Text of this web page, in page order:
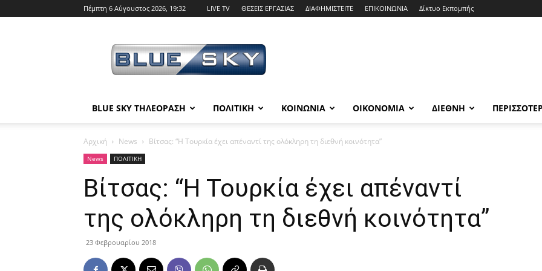
Πέμπτη 6 Αύγουστος 2026, 19:32 LIVE TV ΘΕΣΕΙΣ ΕΡΓΑΣΙΑΣ ΔΙΑΦΗΜΙΣΤΕΙΤΕ ΕΠΙΚΟΙΝΩΝΙΑ Δίκτυο Εκπομπής
SKY
BLUE SKY ΤΗΛΕΟΡΑΣΗ ΠΟΛΙΤΙΚΗ ΚΟΙΝΩΝΙΑ ΟΙΚΟΝΟΜΙΑ ΔΙΕΘΝΗ
Αρχική News Βίτσας: “Η Τουρκία έχει απέναντί της ολόκληρη τη διεθνή κοινότητα”
News ΠΟΛΙΤΙΚΗ
Βίτσας: “Η Τουρκία έχει απέναντί
της ολόκληρη τη διεθνή κοινότητα”
23 Φεβρουαρίου 2018